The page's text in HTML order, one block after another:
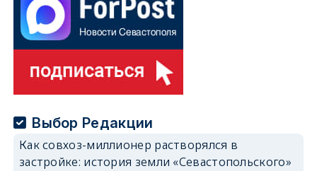
Выбор Редакции
Как совхоз-миллионер растворялся в
застройке: история земли «Севастопольского»